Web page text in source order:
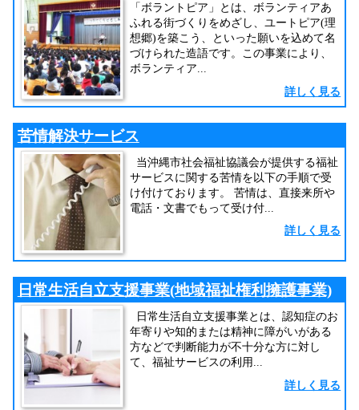
「ボラントピア」とは、ボランティアあ
ふれる街づくりをめざし、ユートピア(理
想郷)を築こう、といった願いを込めて名
づけられた造語です。この事業により、
ボランティア...
詳しく見る
苦情解決サービス
当沖縄市社会福祉協議会が提供する福祉
サービスに関する苦情を以下の手順で受
け付けております。 苦情は、直接来所や
電話・文書でもって受け付...
詳しく見る
日常生活自立支援事業(地域福祉権利擁護事業)
日常生活自立支援事業とは、認知症のお
年寄りや知的または精神に障がいがある
方などで判断能力が不十分な方に対し
て、福祉サービスの利用...
詳しく見る